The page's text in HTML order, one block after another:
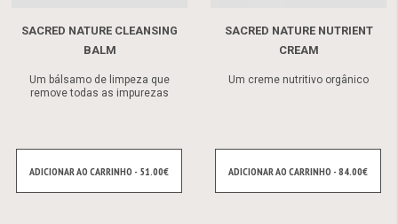
SACRED NATURE CLEANSING
BALM
Um bálsamo de limpeza que
remove todas as impurezas
ADICIONAR AO CARRINHO - 51.00€
SACRED NATURE NUTRIENT
CREAM
Um creme nutritivo orgânico
ADICIONAR AO CARRINHO - 84.00€